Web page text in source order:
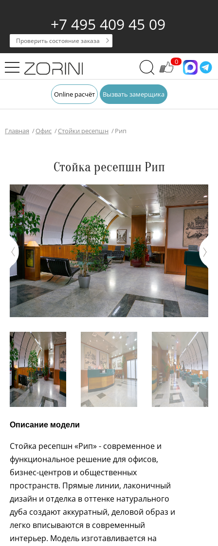
+7 495 409 45 09
Проверить состояние заказа
0
Online расчёт Вызвать замерщика
Главная Офис Стойки ресепшн Рип
Стойка ресепшн Рип
Описание модели
Стойка ресепшн «Рип» - современное и
функциональное решение для офисов,
бизнес-центров и общественных
пространств. Прямые линии, лаконичный
дизайн и отделка в оттенке натурального
дуба создают аккуратный, деловой образ и
легко вписываются в современный
интерьер. Модель изготавливается на